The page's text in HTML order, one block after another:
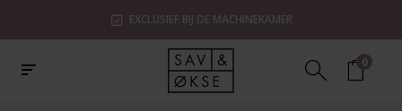
EXCLUSIEF BIJ DE MACHINEKAMER
0